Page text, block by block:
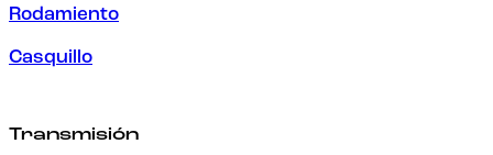
Rodamiento
Casquillo
Transmisión